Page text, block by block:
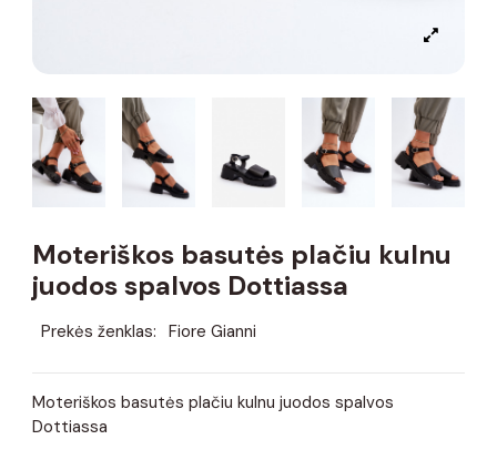
Moteriškos basutės plačiu kulnu
juodos spalvos Dottiassa
Prekės ženklas: Fiore Gianni
Moteriškos basutės plačiu kulnu juodos spalvos
Dottiassa